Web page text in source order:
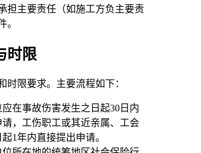
担主要责任（如施工方负主要责
。
时限
时限要求。主要流程如下：
在事故伤害发生之日起30日内
，工伤职工或其近亲属、工会
1年内直接提出申请。